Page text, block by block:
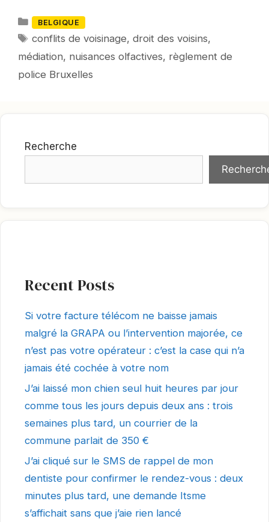
Catégories
BELGIQUE
Mots-
clés
conflits de voisinage,droit des voisins,
médiation, nuisances olfactives, règlement de
police Bruxelles
Recherche
Recent Posts
Si votre facture télécom ne baisse jamais
malgré la GRAPA ou l’intervention majorée, ce
n’est pas votre opérateur : c’est la case qui n’a
jamais été cochée à votre nom
J’ai laissé mon chien seul huit heures par jour
comme tous les jours depuis deux ans : trois
semaines plus tard, un courrier de la
commune parlait de 350 €
J’ai cliqué sur le SMS de rappel de mon
dentiste pour confirmer le rendez-vous : deux
minutes plus tard, une demande Itsme
s’affichait sans que j’aie rien lancé